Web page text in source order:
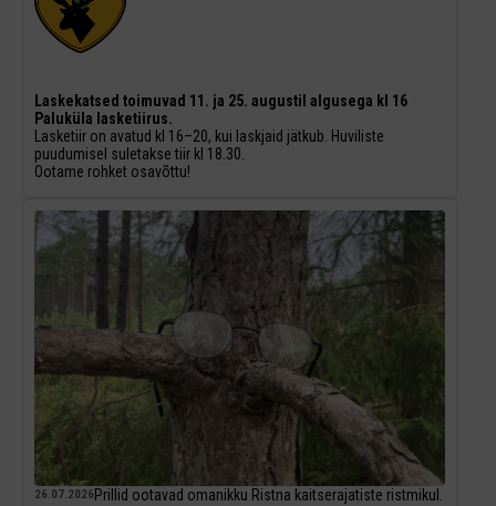
Laskekatsed toimuvad 11. ja 25. augustil algusega kl 16
Paluküla lasketiirus.
Lasketiir on avatud kl 16–20, kui laskjaid jätkub. Huviliste
puudumisel suletakse tiir kl 18.30.
Ootame rohket osavõttu!
26.07.2026 Prillid ootavad omanikku Ristna kaitserajatiste ristmikul.